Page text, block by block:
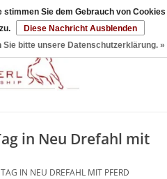
0 Artikel - €0,00
in Neu Drefahl mit
IN NEU DREFAHL MIT PFERD
Sie dem Gebrauch von Cookies
Diese Nachricht Ausblenden
bitte unsere Datenschutzerklärung. »